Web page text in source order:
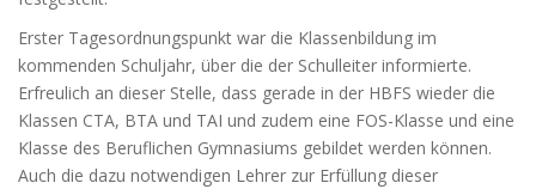
Erster Tagesordnungspunkt war die Klassenbildung im
kommenden Schuljahr, über die der Schulleiter informierte.
Erfreulich an dieser Stelle, dass gerade in der HBFS wieder die
Klassen CTA, BTA und TAI und zudem eine FOS-Klasse und eine
Klasse des Beruflichen Gymnasiums gebildet werden können.
Auch die dazu notwendigen Lehrer zur Erfüllung dieser